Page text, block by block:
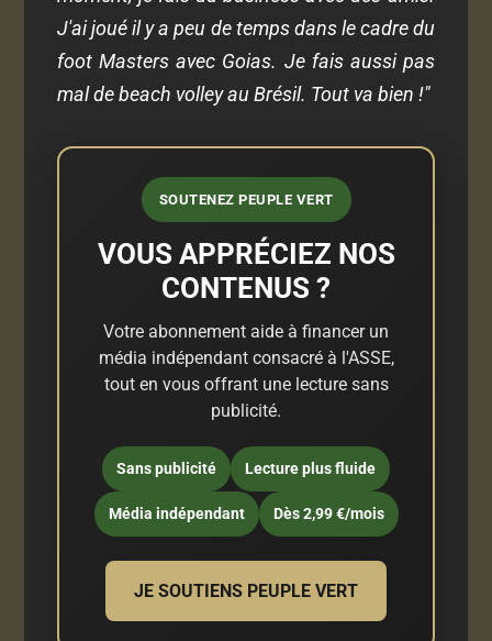
J'ai joué il y a peu de temps dans le cadre du
foot Masters avec Goias. Je fais aussi pas
mal de beach volley au Brésil. Tout va bien !"
SOUTENEZ PEUPLE VERT
VOUS APPRÉCIEZ NOS
CONTENUS ?
Votre abonnement aide à financer un
média indépendant consacré à l'ASSE,
tout en vous offrant une lecture sans
publicité.
Sans publicité Lecture plus fluide
Média indépendant Dès 2,99 €/mois
JE SOUTIENS PEUPLE VERT